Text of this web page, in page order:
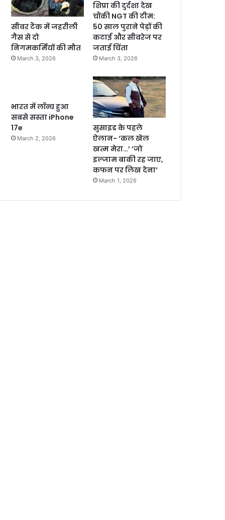
सीवर टैंक में जहरीली
गैस से दो
निगमकर्मियों की मौत
March 3, 2026
शिप्रा की दुर्दशा देख
चौंकी NGT की टीम:
50 साल पुराने पेड़ों की
कटाई और सीवरेज पर
जताई चिंता
March 3, 2026
भारत में लॉन्च हुआ
सबसे सस्ता iPhone
17e
March 2, 2026
सुसाइड के पहले
ऐलान- ‘कल खेल
खत्म मेरा…’ ‘जो
इल्जाम बाकी रह जाए,
कफन पर लिख देना’
March 1, 2026